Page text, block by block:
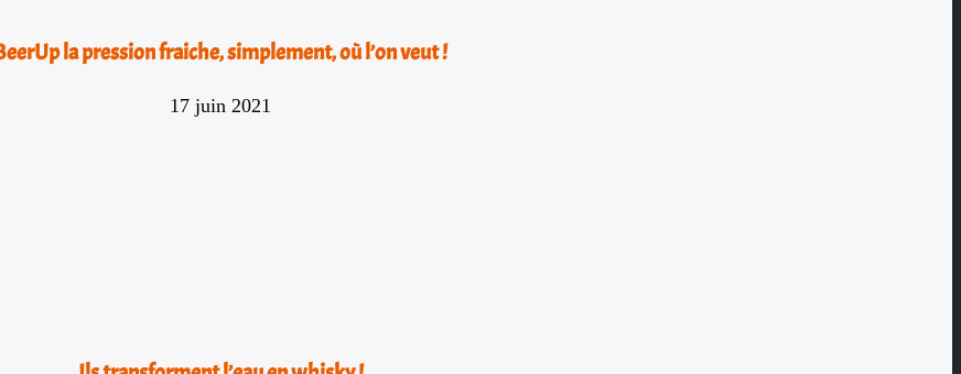
la pression fraiche, simplement, où l’on veut !
17 juin 2021